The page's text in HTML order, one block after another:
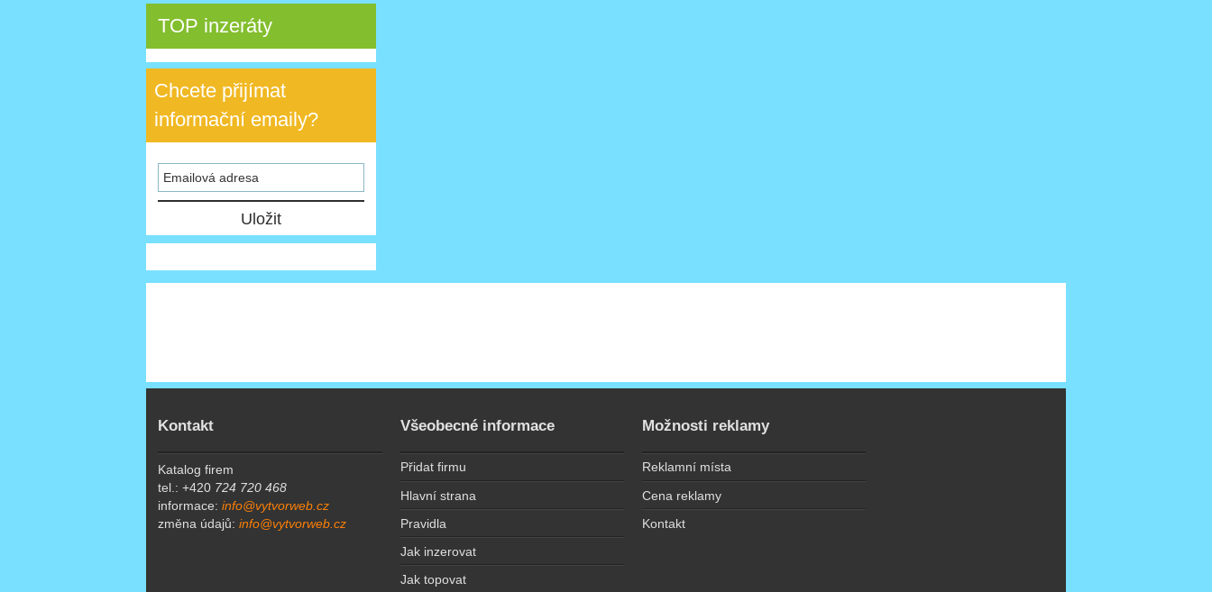
TOP inzeráty
Chcete přijímat
informační emaily?
Kontakt
Katalog firem
tel.: +420 724 720 468
informace:info@vytvorweb.cz
změna údajů:info@vytvorweb.cz
Všeobecné informace
Přidat firmu
Hlavní strana
Pravidla
Jak inzerovat
Jak topovat
Možnosti reklamy
Reklamní místa
Cena reklamy
Kontakt